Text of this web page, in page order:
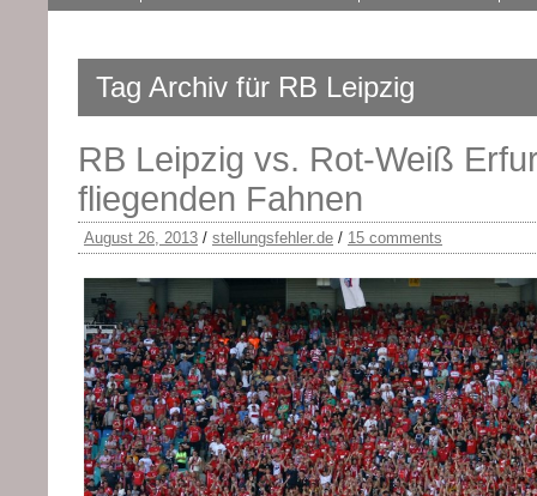
Tag Archiv für RB Leipzig
RB Leipzig vs. Rot-Weiß
fliegenden Fahnen
August 26, 2013 / stellungsfehler.de / 15 comments